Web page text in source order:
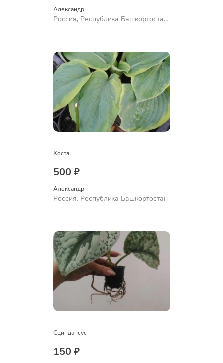
Александр
Россия, Республика Башкортостан,
Хоста
500 ₽
Александр
Россия, Республика Башкортостан
Сциндапсус
150 ₽